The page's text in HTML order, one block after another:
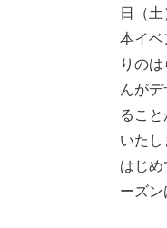
日（
本イ
りの
んが
るこ
いたし
はじ
ーズ